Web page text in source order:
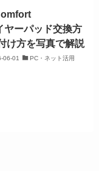
ヤーパッド交換方
け方を写真で解説
06-01 PC・ネット活用